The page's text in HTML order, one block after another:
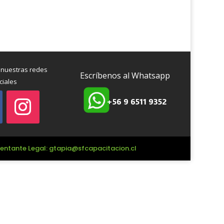
redes
Escríbenos al Whatsapp
+56 9 6511 9352
Legal: gtapia@sfcapacitacion.cl